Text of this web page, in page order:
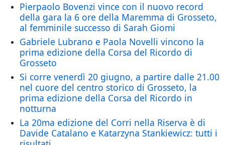
Pierpaolo Bovenzi vince con il nuovo record
della gara la 6 ore della Maremma di Grosseto,
al femminile successo di Sarah Giomi
Gabriele Lubrano e Paola Novelli vincono la
prima edizione della Corsa del Ricordo di
Grosseto
Si corre venerdì 20 giugno, a partire dalle 21.00
nel cuore del centro storico di Grosseto, la
prima edizione della Corsa del Ricordo in
notturna
La 20ma edizione del Corri nella Riserva è di
Davide Catalano e Katarzyna Stankiewicz: tutti i